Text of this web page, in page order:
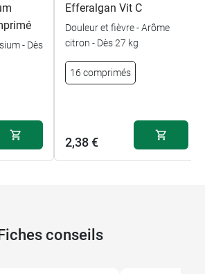
- Dès
Efferalgan Vit C
Douleur et fièvre - Arôme
citron - Dès 27 kg
16 comprimés
2,38 €
Fiches conseils